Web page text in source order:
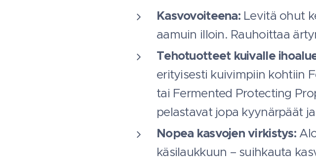
Kasvovoiteena:Levitä ohut
aamuin illoin. Rauhoittaa
Tehotuotteet kuivalle
erityisesti kuivimpiin kohtiin
tai Fermented Protecting
pelastavat jopa kyynärpäät
Nopea kasvojen virkistys:
käsilaukkuun – suihkauta